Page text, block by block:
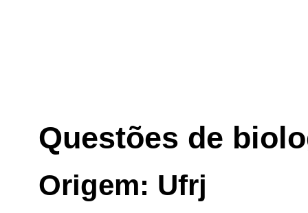
Questões de
Origem: Ufrj